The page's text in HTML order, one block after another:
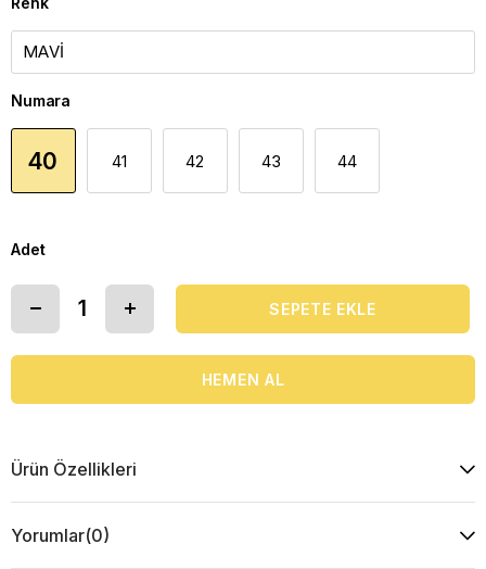
Numara
40 41 42 43 44
Adet
Ürün Özellikleri
Yorumlar(0)